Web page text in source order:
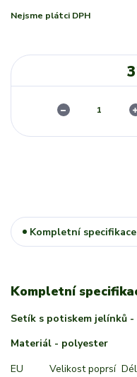
Nejsme plátci DPH
Kompletní specifikace
Kompletní
Setík s potiskem jelínků
Materiál - polyester
EU
Velikost poprsí